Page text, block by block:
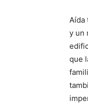
Aída
y un
que